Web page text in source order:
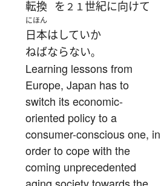
転換 を ２１世紀に向けて
にほん
日本は していか
ねばならない。
Learning lessons from
Europe, Japan has to
switch its economic-
oriented policy to a
consumer-conscious one, in
order to cope with the
coming unprecedented